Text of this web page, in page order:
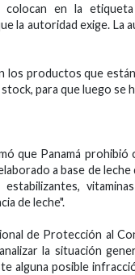
colocan en la
la autoridad exige.
productos que
para que luego se
que Panamá
a base de
de leche".
de Protección al
la situación
alguna posible